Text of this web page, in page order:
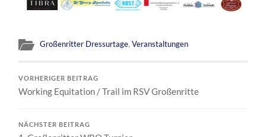
Großenritter Dressurtage,Veranstaltungen
VORHERIGER BEITRAG
Working Equitation / Trail im RSV Großenritte
NÄCHSTER BEITRAG